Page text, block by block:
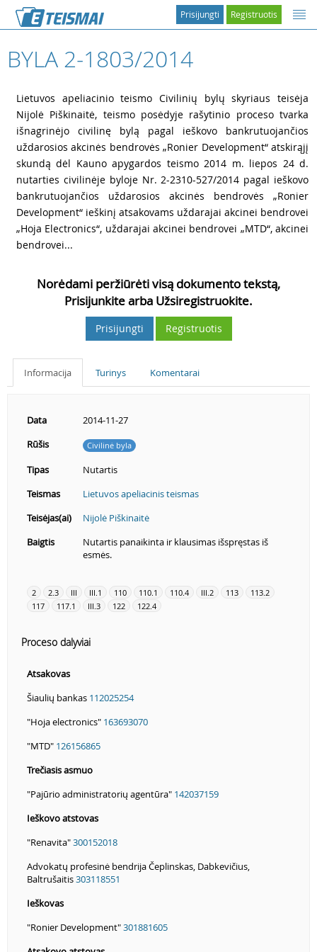
Registruotis
Prisijungti
BYLA 2-1803/2014
Lietuvos apeliacinio teismo Civilinių bylų skyriaus teisėja
Nijolė Piškinaitė, teismo posėdyje rašytinio proceso tvarka
išnagrinėjo civilinę bylą pagal ieškovo bankrutuojančios
uždarosios akcinės bendrovės „Ronier Development“ atskirąjį
skundą dėl Kauno apygardos teismo 2014 m. liepos 24 d.
nutarties civilinėje byloje Nr. 2-2310-527/2014 pagal ieškovo
bankrutuojančios uždarosios akcinės bendrovės „Ronier
Development“ ieškinį atsakovams uždarajai akcinei bendrovei
„Hoja Electronics“, uždarajai akcinei bendrovei „MTD“, akcinei
bendrovei...
Norėdami peržiūrėti visą dokumento tekstą,
Prisijunkite arba Užsiregistruokite.
Prisijungti Registruotis
Informacija Turinys Komentarai
Data
2014-11-27
Rūšis
Civilinė byla
Tipas
Nutartis
Teismas
Lietuvos apeliacinis teismas
Teisėjas(ai)
Nijolė Piškinaitė
Baigtis
Nutartis panaikinta ir klausimas išspręstas iš
esmės.
2 2.3 III III.1 110 110.1 110.4 III.2 113
113.2
117
117.1 III.3 122 122.4
Proceso dalyviai
Atsakovas
Šiaulių bankas 112025254
"Hoja electronics" 163693070
"MTD" 126156865
Trečiasis asmuo
"Pajūrio administratorių agentūra" 142037159
Ieškovo atstovas
"Renavita"300152018
Advokatų profesinė bendrija Čeplinskas, Dabkevičius,
Baltrušaitis303118551
Ieškovas
"Ronier Development"301881605